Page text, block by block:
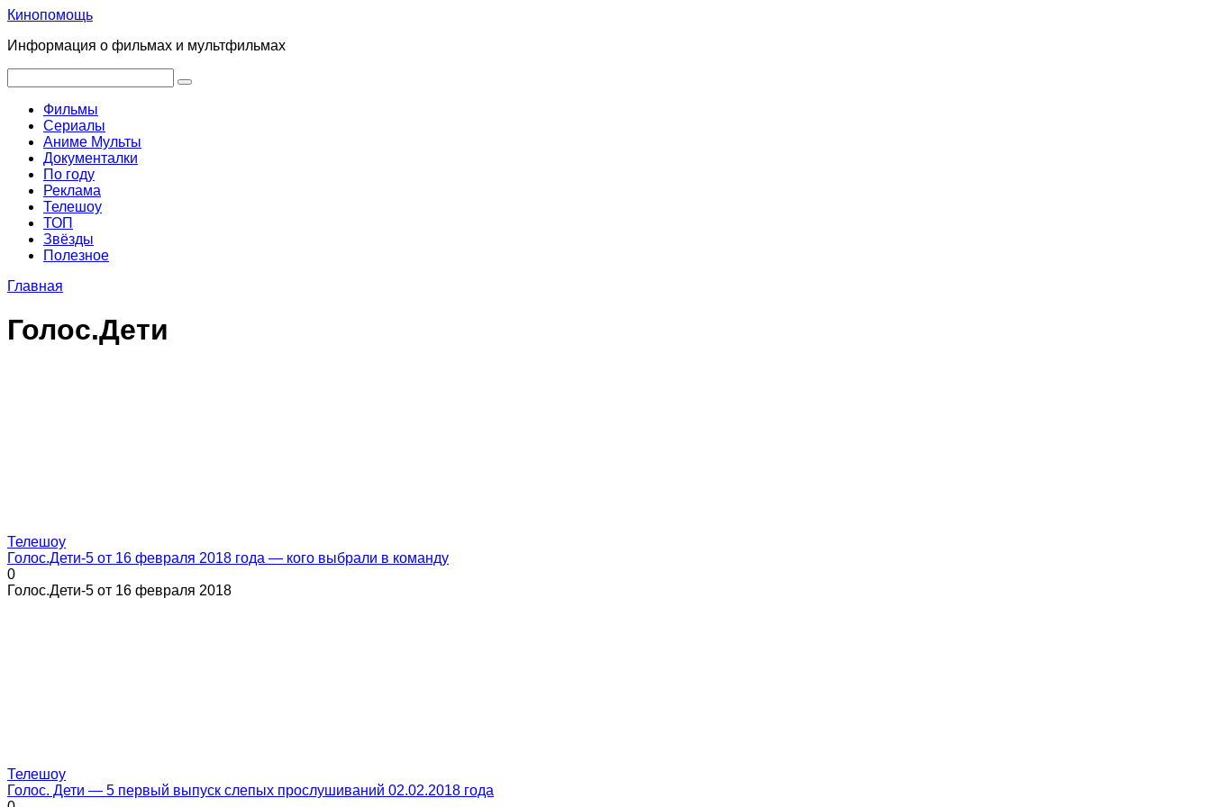
Перейти
контенту
Кинопомощь
Информация о фильмах и мультфильмах
Фильмы
Сериалы
Аниме Мульты
Документалки
По году
Реклама
Телешоу
ТОП
Звёзды
Полезное
Главная
Голос.Дети
Телешоу
Голос.Дети-5 от 16 февраля 2018 года — кого выбрали в команду
0
Голос.Дети-5 от 16 февраля 2018
Телешоу
Голос. Дети — 5 первый выпуск слепых прослушиваний 02.02.2018 года